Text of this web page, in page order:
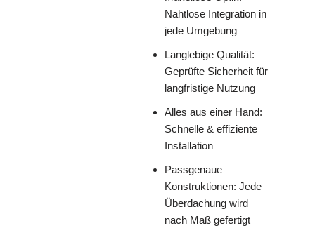
Nahtlose Integration in
jede Umgebung
Langlebige Qualität:
Geprüfte Sicherheit für
langfristige Nutzung
Alles aus einer Hand:
Schnelle & effiziente
Installation
Passgenaue
Konstruktionen: Jede
Überdachung wird
nach Maß gefertigt